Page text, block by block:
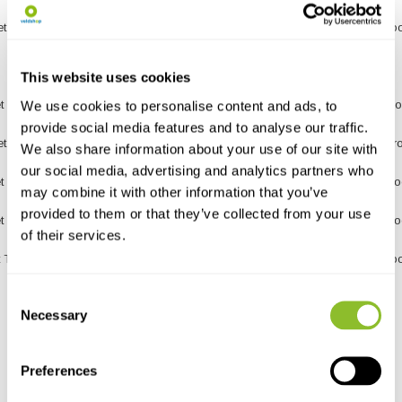
This website uses cookies
We use cookies to personalise content and ads, to
provide social media features and to analyse our traffic.
We also share information about your use of our site with
our social media, advertising and analytics partners who
may combine it with other information that you’ve
provided to them or that they’ve collected from your use
of their services.
Selection
Necessary
Preferences
Tanden, Maaswijdte Filter Stroomopwaarts: 500µm, Maaswijdte Filter
Tanden, Maaswijdte Filter Stroomopwaarts: 500µm, Maaswijdte Filter
Tanden, Maaswijdte Filter Stroomopwaarts: 1000µm, Maaswijdte Filter
Tanden, Maaswijdte Filter Stroomopwaarts: 1000µm, Maaswijdte Filter
Tanden, Maaswijdte Filter Stroomopwaarts: 1000µm, Maaswijdte Filter
Maaswijdte Filter Stroomopwaarts: 1000µm, Maaswijdte Filter
Op werkdagen voor 17:00 uur besteld? Zelfde dag verzonden!